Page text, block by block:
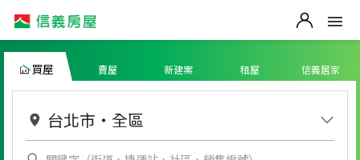
買屋 賣屋 新建案 租屋 信義居家
台北市 ・ 全區